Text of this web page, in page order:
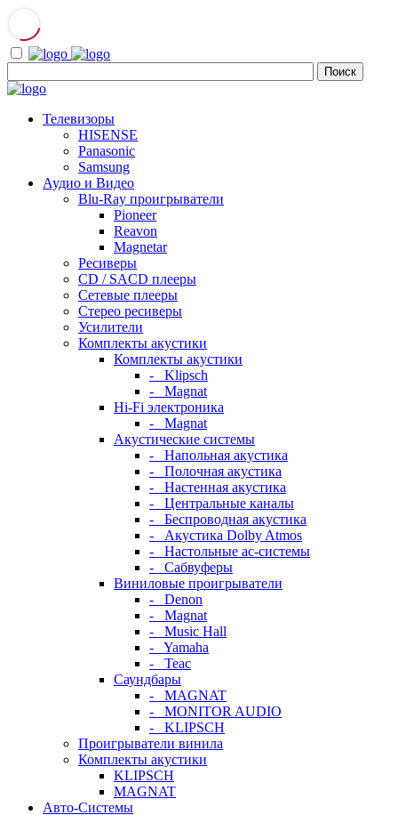
Телевизоры
HISENSE
Panasonic
Samsung
Аудио и Видео
Blu-Ray проигрыватели
Pioneer
Reavon
Magnetar
Ресиверы
CD / SACD плееры
Сетевые плееры
Стерео ресиверы
Усилители
Комплекты акустики
Комплекты акустики
- Klipsch
- Magnat
Hi-Fi электроника
- Magnat
Акустические системы
- Напольная акустика
- Полочная акустика
- Настенная акустика
- Центральные каналы
- Беспроводная акустика
- Акустика Dolby Atmos
- Настольные ас-системы
- Сабвуферы
Виниловые проигрыватели
- Denon
- Magnat
- Music Hall
- Yamaha
- Teac
Саундбары
- MAGNAT
- MONITOR AUDIO
- KLIPSCH
Проигрыватели винила
Комплекты акустики
KLIPSCH
MAGNAT
Авто-Системы